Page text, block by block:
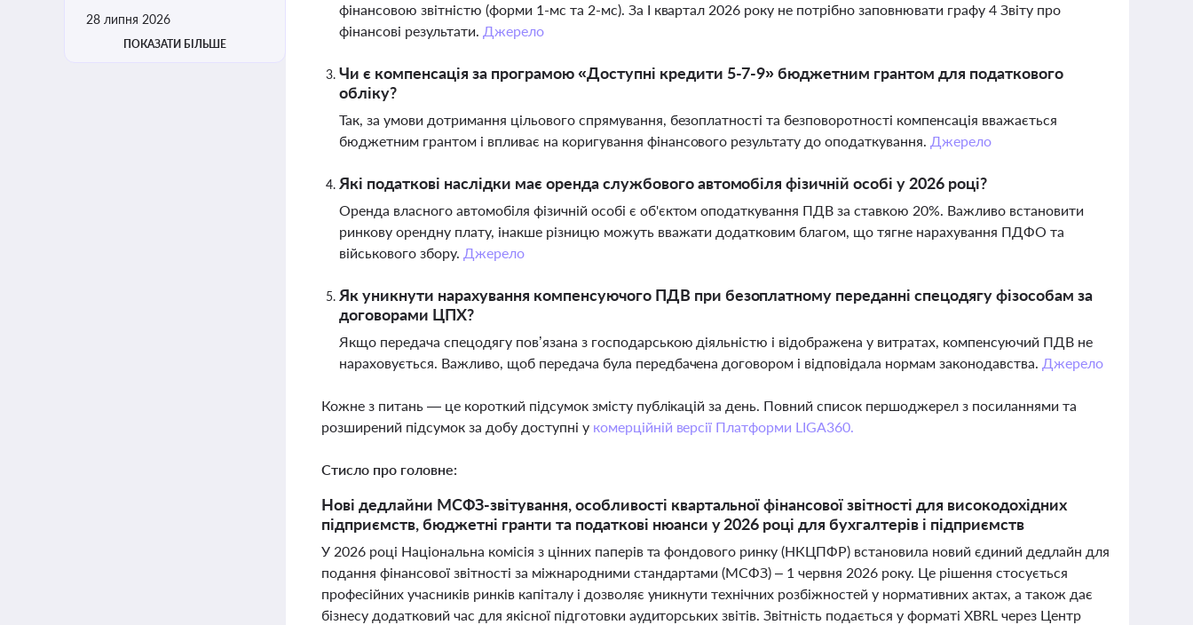
28 липня 2026
ПОКАЗАТИ БІЛЬШЕ
фінансовою звітністю (форми 1-мс та 2-мс). За І квартал 2026 року не потрібно заповнювати графу 4 Звіту про
фінансові результати. Джерело
Чи є компенсація за програмою «Доступні кредити 5-7-9» бюджетним грантом для податкового
обліку?
Так, за умови дотримання цільового спрямування, безоплатності та безповоротності компенсація вважається
бюджетним грантом і впливає на коригування фінансового результату до оподаткування. Джерело
Які податкові наслідки має оренда службового автомобіля фізичній особі у 2026 році?
Оренда власного автомобіля фізичній особі є об'єктом оподаткування ПДВ за ставкою 20%. Важливо встановити
ринкову орендну плату, інакше різницю можуть вважати додатковим благом, що тягне нарахування ПДФО та
військового збору. Джерело
Як уникнути нарахування компенсуючого ПДВ при безоплатному переданні спецодягу фізособам за
договорами ЦПХ?
Якщо передача спецодягу пов’язана з господарською діяльністю і відображена у витратах, компенсуючий ПДВ не
нараховується. Важливо, щоб передача була передбачена договором і відповідала нормам законодавства. Джерело
Кожне з питань — це короткий підсумок змісту публікацій за день. Повний список першоджерел з посиланнями та
розширений підсумок за добу доступні у комерційній версії Платформи LIGA360.
Стисло про головне:
Нові дедлайни МСФЗ-звітування, особливості квартальної фінансової звітності для високодохідних
підприємств, бюджетні гранти та податкові нюанси у 2026 році для бухгалтерів і підприємств
У 2026 році Національна комісія з цінних паперів та фондового ринку (НКЦПФР) встановила новий єдиний дедлайн для
подання фінансової звітності за міжнародними стандартами (МСФЗ) – 1 червня 2026 року. Це рішення стосується
професійних учасників ринків капіталу і дозволяє уникнути технічних розбіжностей у нормативних актах, а також дає
бізнесу додатковий час для якісної підготовки аудиторських звітів. Звітність подається у форматі XBRL через Центр